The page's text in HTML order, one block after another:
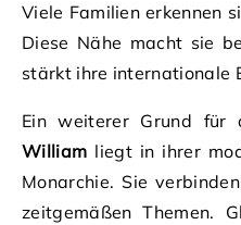
Viele Familien erkennen
Diese Nähe macht sie
stärkt ihre internationale
Ein weiterer Grund für
William liegt in ihrer
Monarchie. Sie
zeitgemäßen Themen.